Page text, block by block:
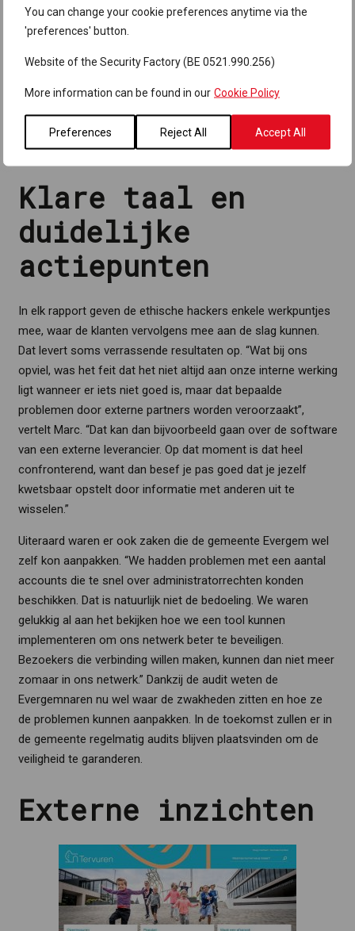
You can change your cookie preferences anytime via the
'preferences' button.
Website of the Security Factory (BE 0521.990.256)
More information can be found in our Cookie Policy
Preferences Reject All Accept All
met een bang hartje afwachten, omdat er altijd wel zaken zijn
die beter kunnen.”
Klare taal en
duidelijke
actiepunten
In elk rapport geven de ethische hackers enkele werkpuntjes
mee, waar de klanten vervolgens mee aan de slag kunnen.
Dat levert soms verrassende resultaten op. “Wat bij ons
opviel, was het feit dat het niet altijd aan onze interne werking
ligt wanneer er iets niet goed is, maar dat bepaalde
problemen door externe partners worden veroorzaakt”,
vertelt Marc. “Dat kan dan bijvoorbeeld gaan over de software
van een externe leverancier. Op dat moment is dat heel
confronterend, want dan besef je pas goed dat je jezelf
kwetsbaar opstelt door informatie met anderen uit te
wisselen.”
Uiteraard waren er ook zaken die de gemeente Evergem wel
zelf kon aanpakken. “We hadden problemen met een aantal
accounts die te snel over administratorrechten konden
beschikken. Dat is natuurlijk niet de bedoeling. We waren
gelukkig al aan het bekijken hoe we een tool kunnen
implementeren om ons netwerk beter te beveiligen.
Bezoekers die verbinding willen maken, kunnen dan niet meer
zomaar in ons netwerk.” Dankzij de audit weten de
Evergemnaren nu wel waar de zwakheden zitten en hoe ze
de problemen kunnen aanpakken. In de toekomst zullen er in
de gemeente regelmatig audits blijven plaatsvinden om de
veiligheid te garanderen.
Externe inzichten